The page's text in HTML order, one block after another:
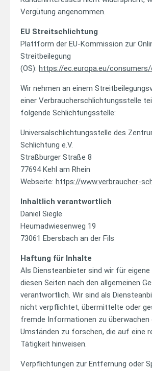
Vergütung angenommen.
EU Streitschlichtung
Plattform der EU-Kommission zur
Streitbeilegung
(OS): https://ec.europa.eu/
Wir nehmen an einem
einer Verbraucherschlichtungsstelle
folgende Schlichtungsstelle:
Universalschlichtungsstelle des
Schlichtung e.V.
Straßburger Straße 8
77694 Kehl am Rhein
Webseite: https://www.verbraucher-
Inhaltlich verantwortlich
Daniel Siegle
Heumadwiesenweg 19
73061 Ebersbach an der Fils
Haftung für Inhalte
Als Diensteanbieter sind wir für
diesen Seiten nach den allgemeinen
verantwortlich. Wir sind als
nicht verpflichtet, übermittelte oder
fremde Informationen zu überwachen
Umständen zu forschen, die auf eine
Tätigkeit hinweisen.
Verpflichtungen zur Entfernung oder